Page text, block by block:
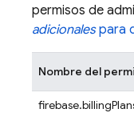
permisos de
adicionalespara
Nombre del